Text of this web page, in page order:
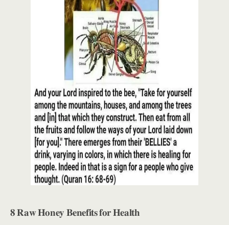
𝟖 𝐑𝐚𝐰 𝐇𝐨𝐧𝐞𝐲 𝐁𝐞𝐧𝐞𝐟𝐢𝐭𝐬 𝐟𝐨𝐫 𝐇𝐞𝐚𝐥𝐭𝐡